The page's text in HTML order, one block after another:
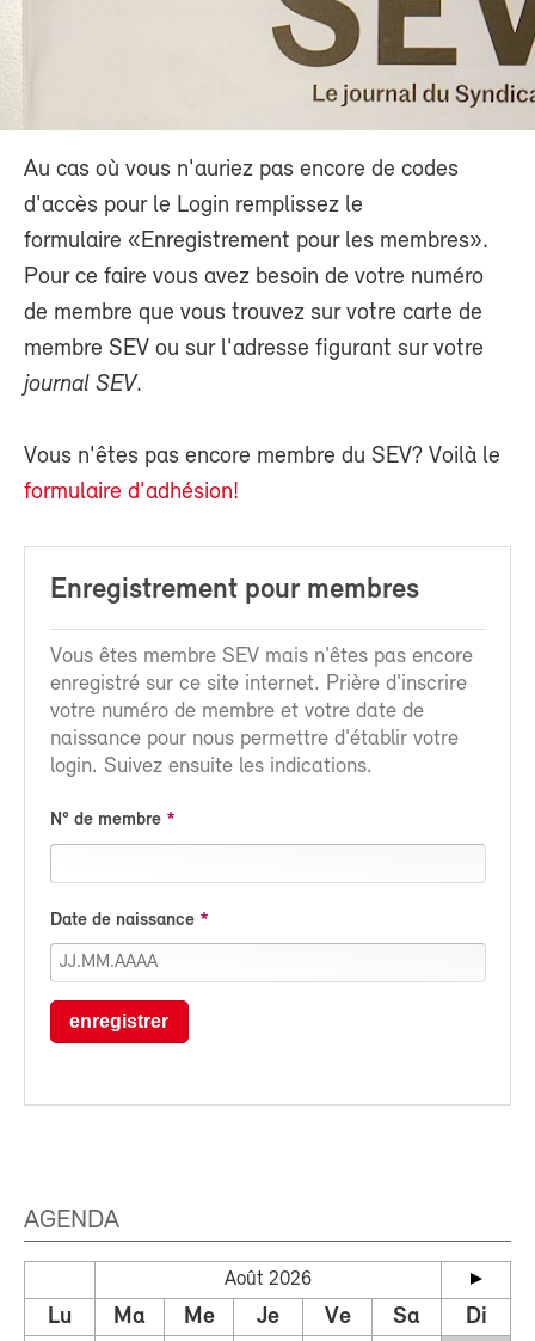
Au cas où vous n'auriez pas encore de codes
d'accès pour le Login remplissez le
formulaire «Enregistrement pour les membres».
Pour ce faire vous avez besoin de votre numéro
de membre que vous trouvez sur votre carte de
membre SEV ou sur l'adresse figurant sur votre
journal SEV.
Vous n'êtes pas encore membre du SEV? Voilà le
formulaire d'adhésion!
Enregistrement pour membres
Vous êtes membre SEV mais n'êtes pas encore
enregistré sur ce site internet. Prière d'inscrire
votre numéro de membre et votre date de
naissance pour nous permettre d'établir votre
login. Suivez ensuite les indications.
N° de membre
Date de naissance
enregistrer
AGENDA
Août 2026
Lu Ma Me Je Ve Sa Di